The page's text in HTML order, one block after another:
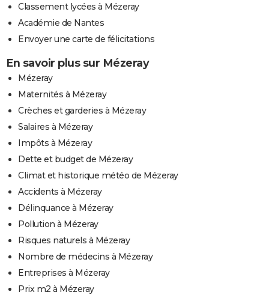
Classement lycées à Mézeray
Académie de Nantes
Envoyer une carte de félicitations
En savoir plus sur Mézeray
Mézeray
Maternités à Mézeray
Crèches et garderies à Mézeray
Salaires à Mézeray
Impôts à Mézeray
Dette et budget de Mézeray
Climat et historique météo de Mézeray
Accidents à Mézeray
Délinquance à Mézeray
Pollution à Mézeray
Risques naturels à Mézeray
Nombre de médecins à Mézeray
Entreprises à Mézeray
Prix m2 à Mézeray